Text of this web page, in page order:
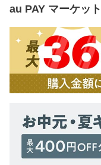
au PAY マーケット